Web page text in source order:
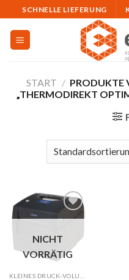
to
content
SCHNELLE LIEFERUNG
START / PRODUKTE
„THERMODIREKT
Merkliste
NICHT
VORRÄTIG